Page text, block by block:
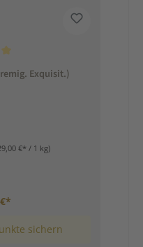
Exquisit.)
€* / 1 kg)
sichern